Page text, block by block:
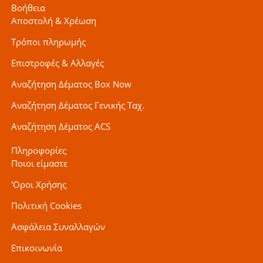
Βοήθεια
Αποστολή & Χρέωση
Τρόποι πληρωμής
Επιστροφές & Αλλαγές
Αναζήτηση Δέματος Box Now
Αναζήτηση Δέματος Γενικής Ταχ.
Αναζήτηση Δέματος ACS
Πληροφορίες
Ποιοι είμαστε
'Οροι Χρήσης
Πολιτική Cookies
Ασφάλεια Συναλλαγών
Επικοινωνία